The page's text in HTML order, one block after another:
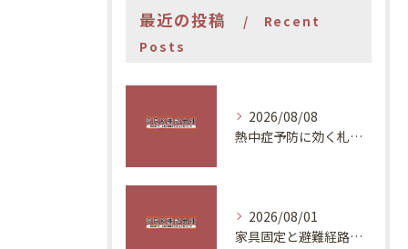
最近の投稿
Recent
Posts
2026/08/08
熱中症予防に効く札幌の住環境改善
2026/08/01
家具固定と避難経路で安全な住まいづくり